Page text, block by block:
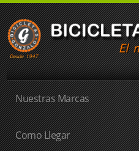
Nuestras Marcas
Como Llegar